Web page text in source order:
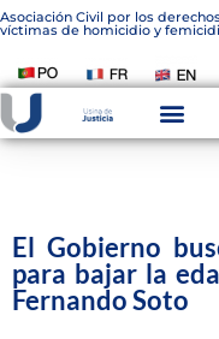
Asociación Civil por los
víctimas de homicidio y
El Gobierno
para bajar la
Fernando Soto